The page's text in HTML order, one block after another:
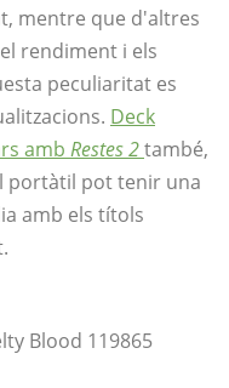
mentre que d'altres
rendiment i els
peculiaritat es
Deck
amb Restes 2també,
portàtil pot tenir una
amb els títols
Blood 119865